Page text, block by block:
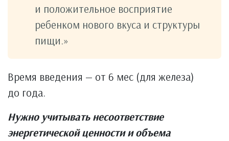
и положительное восприятие
ребенком нового вкуса и структуры
пищи.»
Время введения — от 6 мес (для железа)
до года.
Нужно учитывать несоответствие
энергетической ценности и объема